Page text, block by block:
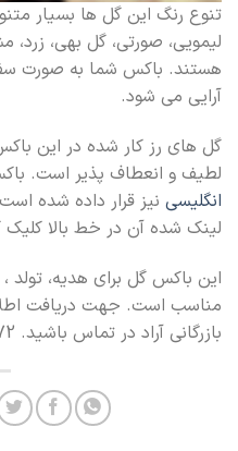
تنوع رنگ این گل ها بسیار
لیمویی، صورتی، گل بهی،
هستند. باکس شما به صورت
آرایی می شود.
گل های رز کار شده در این
لطیف و انعطاف پذیر است.
انگلیسی نیز قرار داده شده
لینک شده آن در خط بالا کلیک
این باکس گل برای هدیه، تولد ،
مناسب است. جهت دریافت
بازرگانی آراد در تماس باشید. 09133369572(خانم آقابابایی)